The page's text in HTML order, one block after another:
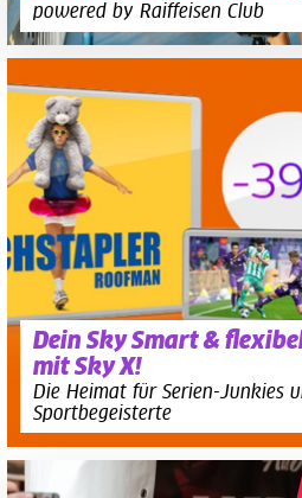
powered by Raiffeisen Club
Dein Sky Smart &
mit Sky X!
Die Heimat für Serien-Junkies
Sportbegeisterte